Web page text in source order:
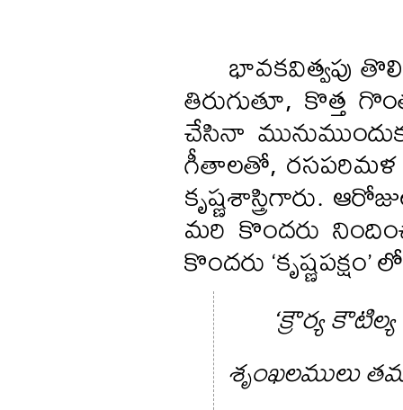
భావకవిత్వపు
తిరుగుతూ, కొత్త
చేసినా
గీతాలతో, రసపరిమళ
కృష్ణశాస్త్రిగారు.
మరి కొందరు
కొందరు
‘క్రౌర్య
శృంఖలములు